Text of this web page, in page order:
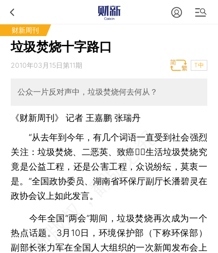
财新周刊
垃圾焚烧十字路口
2010年03月15日第11期 T中
公众一片反对声中，垃圾焚烧何去何从？
《财新周刊》 记者 王嘉鹏 张瑞丹
“从去年到今年，有几个词语一直受到社会强烈
关注：垃圾焚烧、二恶英、致癌生活垃圾焚烧究
竟是公益工程，还是公害工程，众说纷纭，莫衷一
是。”全国政协委员、湖南省环保厅副厅长潘碧灵在
政协会议上如此发言。
今年全国“两会”期间，垃圾焚烧再次成为一个
热点话题。3月10日，环境保护部（下称环保部）
副部长张力军在全国人大组织的一次新闻发布会上